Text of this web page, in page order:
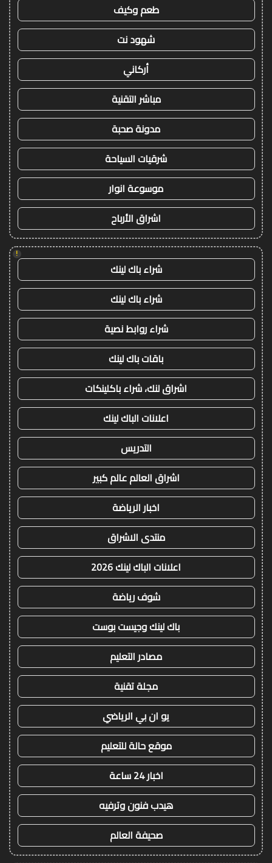
طعم وكيف
شهود نت
أركاني
مباشر التقنية
مدونة صحبة
شرقيات السياحة
موسوعة انوار
اشراق الأرباح
!
شراء باك لينك
شراء باك لينك
شراء روابط نصية
باقات باك لينك
اشراق لنك، شراء باكلينكات
اعلانات الباك لينك
التدريس
اشراق العالم عالم كبير
اخبار الرياضة
منتدى الاشراق
اعلانات الباك لينك 2026
شوف رياضة
باك لينك وجيست بوست
مصادر التعليم
مجلة تقنية
يو ان بي الرياضي
موقع حالة للتعليم
اخبار 24 ساعة
هيدب فنون وترفيه
صحيفة العالم